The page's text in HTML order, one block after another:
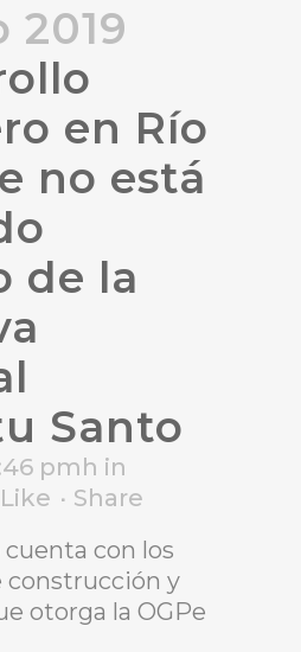
2019
en Río
no está
de la
Santo
pmh in
Like
Share
cuenta con los
construcción y
otorga la OGPe